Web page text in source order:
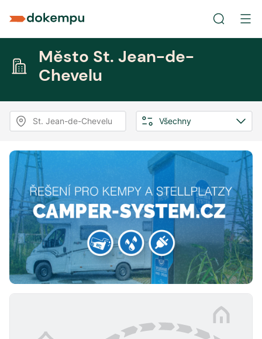
Město St. Jean-de-
Chevelu
St. Jean-de-Chevelu Všechny